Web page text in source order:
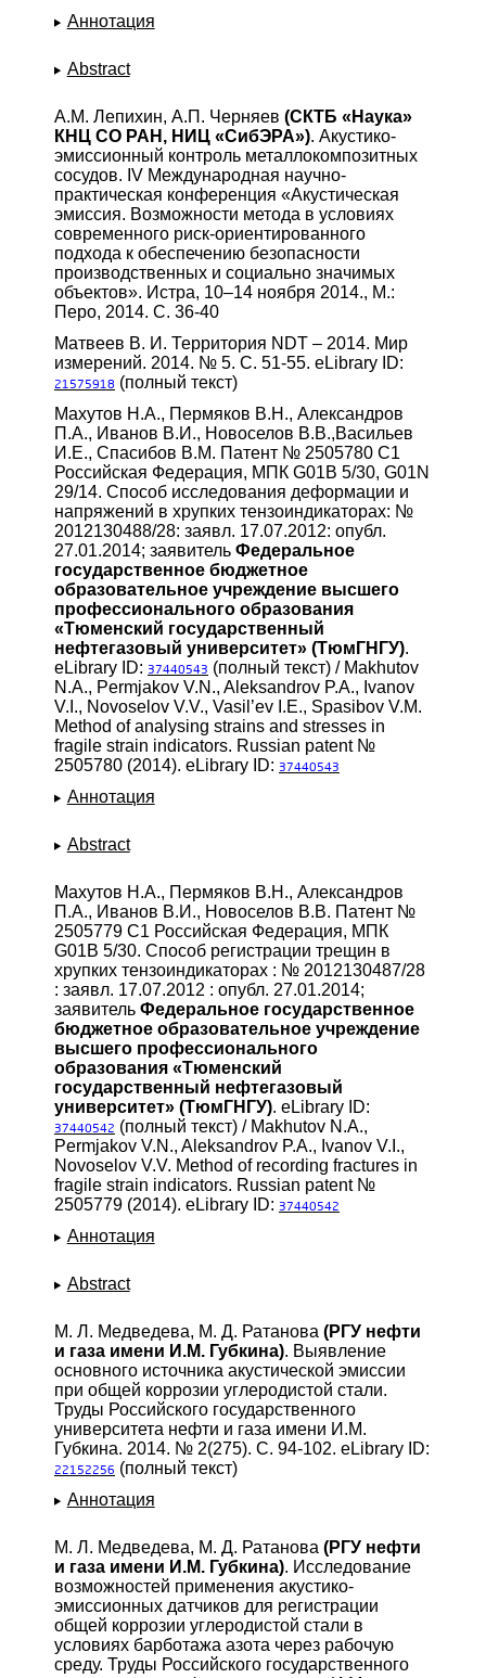
Аннотация
Abstract
А.М. Лепихин, А.П. Черняев (СКТБ «Наука»
КНЦ СО РАН, НИЦ «СибЭРА»). Акустико-
эмиссионный контроль металлокомпозитных
сосудов. IV Международная научно-
практическая конференция «Акустическая
эмиссия. Возможности метода в условиях
современного риск-ориентированного
подхода к обеспечению безопасности
производственных и социально значимых
объектов». Истра, 10–14 ноября 2014., М.:
Перо, 2014. С. 36-40
Матвеев В. И. Территория NDT – 2014. Мир
измерений. 2014. № 5. С. 51-55. eLibrary ID:
21575918 (полный текст)
Махутов Н.А., Пермяков В.Н., Александров
П.А., Иванов В.И., Новоселов В.В.,Васильев
И.Е., Спасибов В.М. Патент № 2505780 C1
Российская Федерация, МПК G01B 5/30, G01N
29/14. Способ исследования деформации и
напряжений в хрупких тензоиндикаторах: №
2012130488/28: заявл. 17.07.2012: опубл.
27.01.2014; заявитель Федеральное
государственное бюджетное
образовательное учреждение высшего
профессионального образования
«Тюменский государственный
нефтегазовый университет» (ТюмГНГУ).
eLibrary ID: 37440543 (полный текст) / Makhutov
N.A., Permjakov V.N., Aleksandrov P.A., Ivanov
V.I., Novoselov V.V., Vasil’ev I.E., Spasibov V.M.
Method of analysing strains and stresses in
fragile strain indicators. Russian patent №
2505780 (2014). eLibrary ID: 37440543
Аннотация
Abstract
Махутов Н.А., Пермяков В.Н., Александров
П.А., Иванов В.И., Новоселов В.В. Патент №
2505779 C1 Российская Федерация, МПК
G01B 5/30. Способ регистрации трещин в
хрупких тензоиндикаторах : № 2012130487/28
: заявл. 17.07.2012 : опубл. 27.01.2014;
заявитель Федеральное государственное
бюджетное образовательное учреждение
высшего профессионального
образования «Тюменский
государственный нефтегазовый
университет» (ТюмГНГУ). eLibrary ID:
37440542 (полный текст) / Makhutov N.A.,
Permjakov V.N., Aleksandrov P.A., Ivanov V.I.,
Novoselov V.V. Method of recording fractures in
fragile strain indicators. Russian patent №
2505779 (2014). eLibrary ID: 37440542
Аннотация
Abstract
М. Л. Медведева, М. Д. Ратанова (РГУ нефти
и газа имени И.М. Губкина). Выявление
основного источника акустической эмиссии
при общей коррозии углеродистой стали.
Труды Российского государственного
университета нефти и газа имени И.М.
Губкина. 2014. № 2(275). С. 94-102. eLibrary ID:
22152256 (полный текст)
Аннотация
М. Л. Медведева, М. Д. Ратанова (РГУ нефти
и газа имени И.М. Губкина). Исследование
возможностей применения акустико-
эмиссионных датчиков для регистрации
общей коррозии углеродистой стали в
условиях барботажа азота через рабочую
среду. Труды Российского государственного